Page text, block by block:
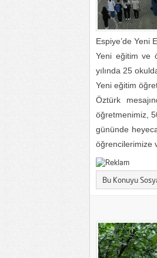
Espiye’de Yeni
Yeni eğitim ve
yılında 25
Yeni eğitim
Öztürk
öğretmenimiz,
gününde
öğrencilerimize
Bu Konuyu